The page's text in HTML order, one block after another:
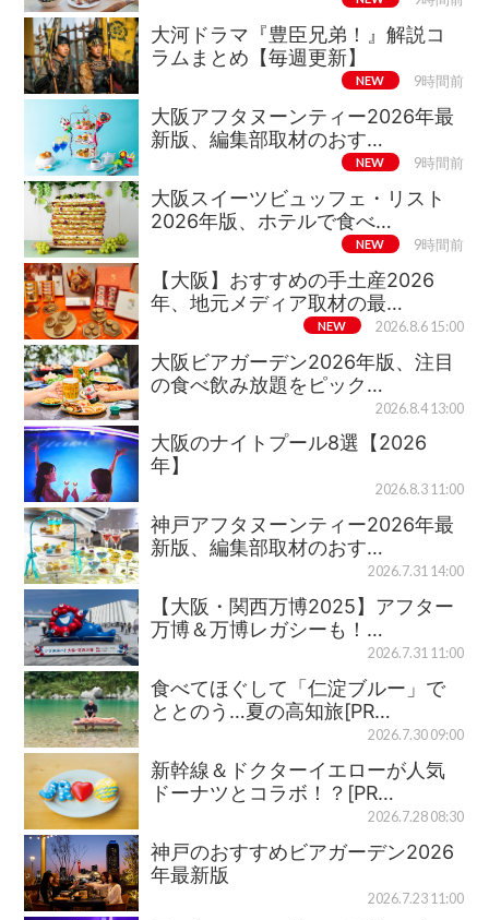
大河ドラマ『豊臣兄弟！』解説コ
ラムまとめ【毎週更新】
NEW 9時間前
大阪アフタヌーンティー2026年最
新版、編集部取材のおす…
NEW 9時間前
大阪スイーツビュッフェ・リスト
2026年版、ホテルで食べ…
NEW 9時間前
【大阪】おすすめの手土産2026
年、地元メディア取材の最…
NEW 2026.8.6 15:00
大阪ビアガーデン2026年版、注目
の食べ飲み放題をピック…
2026.8.4 13:00
大阪のナイトプール8選【2026
年】
2026.8.3 11:00
神戸アフタヌーンティー2026年最
新版、編集部取材のおす…
2026.7.31 14:00
【大阪・関西万博2025】アフター
万博＆万博レガシーも！…
2026.7.31 11:00
食べてほぐして「仁淀ブルー」で
ととのう…夏の高知旅[PR…
2026.7.30 09:00
新幹線＆ドクターイエローが人気
ドーナツとコラボ！？[PR…
2026.7.28 08:30
神戸のおすすめビアガーデン2026
年最新版
2026.7.23 11:00